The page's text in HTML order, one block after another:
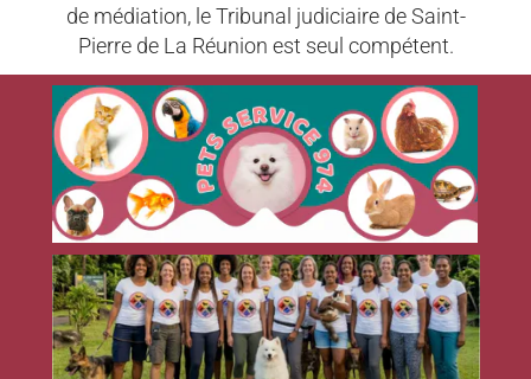
de médiation, le Tribunal judiciaire de Saint-
Pierre de La Réunion est seul compétent.